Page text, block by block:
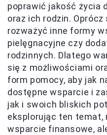
poprawić jakość życia
oraz ich rodzin.
rozważyć inne formy
pielęgnacyjne czy
rodzinnych. Dlatego
się z możliwościami
form pomocy, aby jak
dostępne wsparcie i
jak i swoich bliskich
eksplorując ten temat,
wsparcie finansowe,